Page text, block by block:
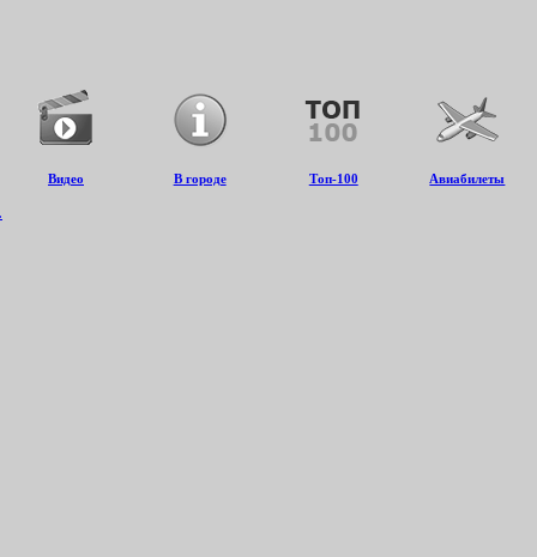
Видео В городе Топ-100 Авиабилеты